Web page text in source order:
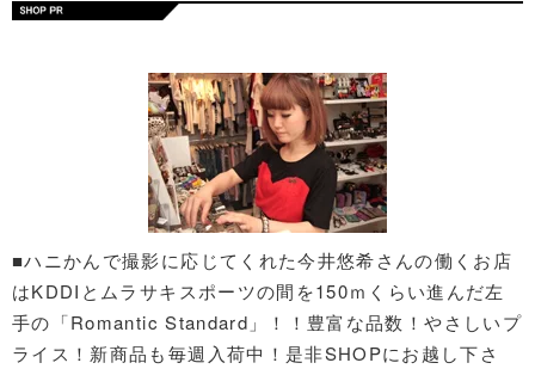
■ハニかんで撮影に応じてくれた今井悠希さんの働くお店
はKDDIとムラサキスポーツの間を150ｍくらい進んだ左
手の「Romantic Standard」！！豊富な品数！やさしいプ
ライス！新商品も毎週入荷中！是非SHOPにお越し下さ